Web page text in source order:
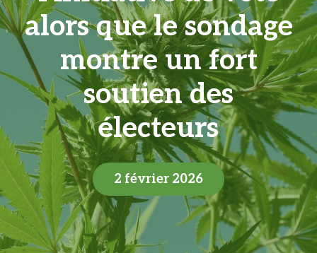
alors que le sondage
montre un fort
soutien des
électeurs
2 février 2026